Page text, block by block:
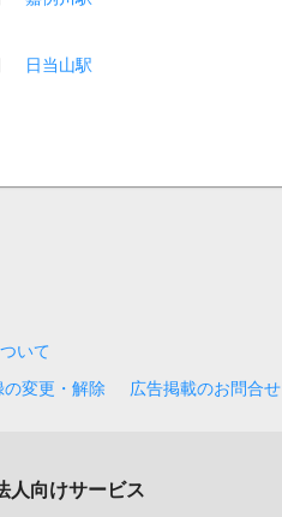
日当山駅
いて
変更・解除 広告掲載のお問合せ
人向けサービス